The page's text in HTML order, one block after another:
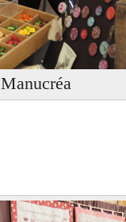
Manucréa